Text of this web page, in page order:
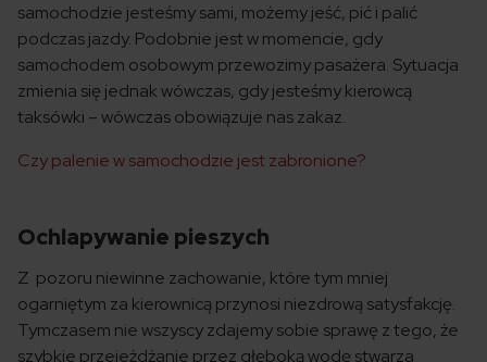
samochodzie jesteśmy sami, możemy jeść, pić i palić
podczas jazdy. Podobnie jest w momencie, gdy
samochodem osobowym przewozimy pasażera. Sytuacja
zmienia się jednak wówczas, gdy jesteśmy kierowcą
taksówki – wówczas obowiązuje nas zakaz.
Czy palenie w samochodzie jest zabronione?
Ochlapywanie pieszych
Z pozoru niewinne zachowanie, które tym mniej
ogarniętym za kierownicą przynosi niezdrową satysfakcję.
Tymczasem nie wszyscy zdajemy sobie sprawę z tego, że
szybkie przejeżdżanie przez głęboką wodę stwarza